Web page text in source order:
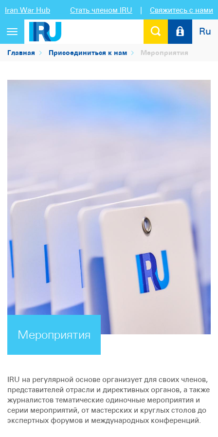
Iran War Hub Стать членом IRU | Свяжитесь с нами
Переключить
навигацию
Ru
Главная Присоединиться к нам Мероприятия
Мероприятия
IRU на регулярной основе организует для своих членов,
представителей отрасли и директивных органов, а также
журналистов тематические одиночные мероприятия и
серии мероприятий, от мастерских и круглых столов до
экспертных форумов и международных конференций.